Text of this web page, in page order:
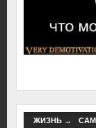
ЖИЗНЬ→